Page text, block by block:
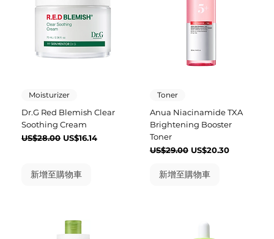
Moisturizer
Dr.G Red Blemish Clear
Soothing Cream
一般價格
US$28.00 促銷價格
US$16.14
新增至購物車
Toner
Anua Niacinamide TXA
Brightening Booster
Toner
一般價格
US$29.00 促銷價格
US$20.30
新增至購物車